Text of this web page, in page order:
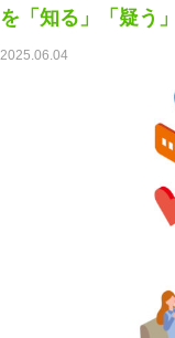
を「知る」「疑う
2025.06.04